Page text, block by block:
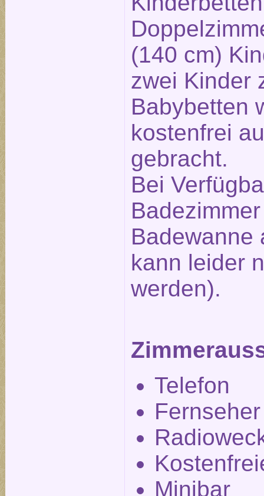
(140 cm)
zwei Kinder
Babybetten
kostenfrei
gebracht.
Bei
Badewanne
kann leider
werden).
Telefon
Fernseher
Minibar